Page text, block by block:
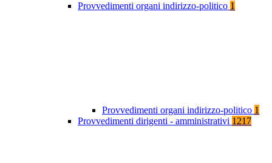
Provvedimenti organi indirizzo-politico 1
Provvedimenti organi indirizzo-politico 1
Provvedimenti dirigenti - amministrativi 1217